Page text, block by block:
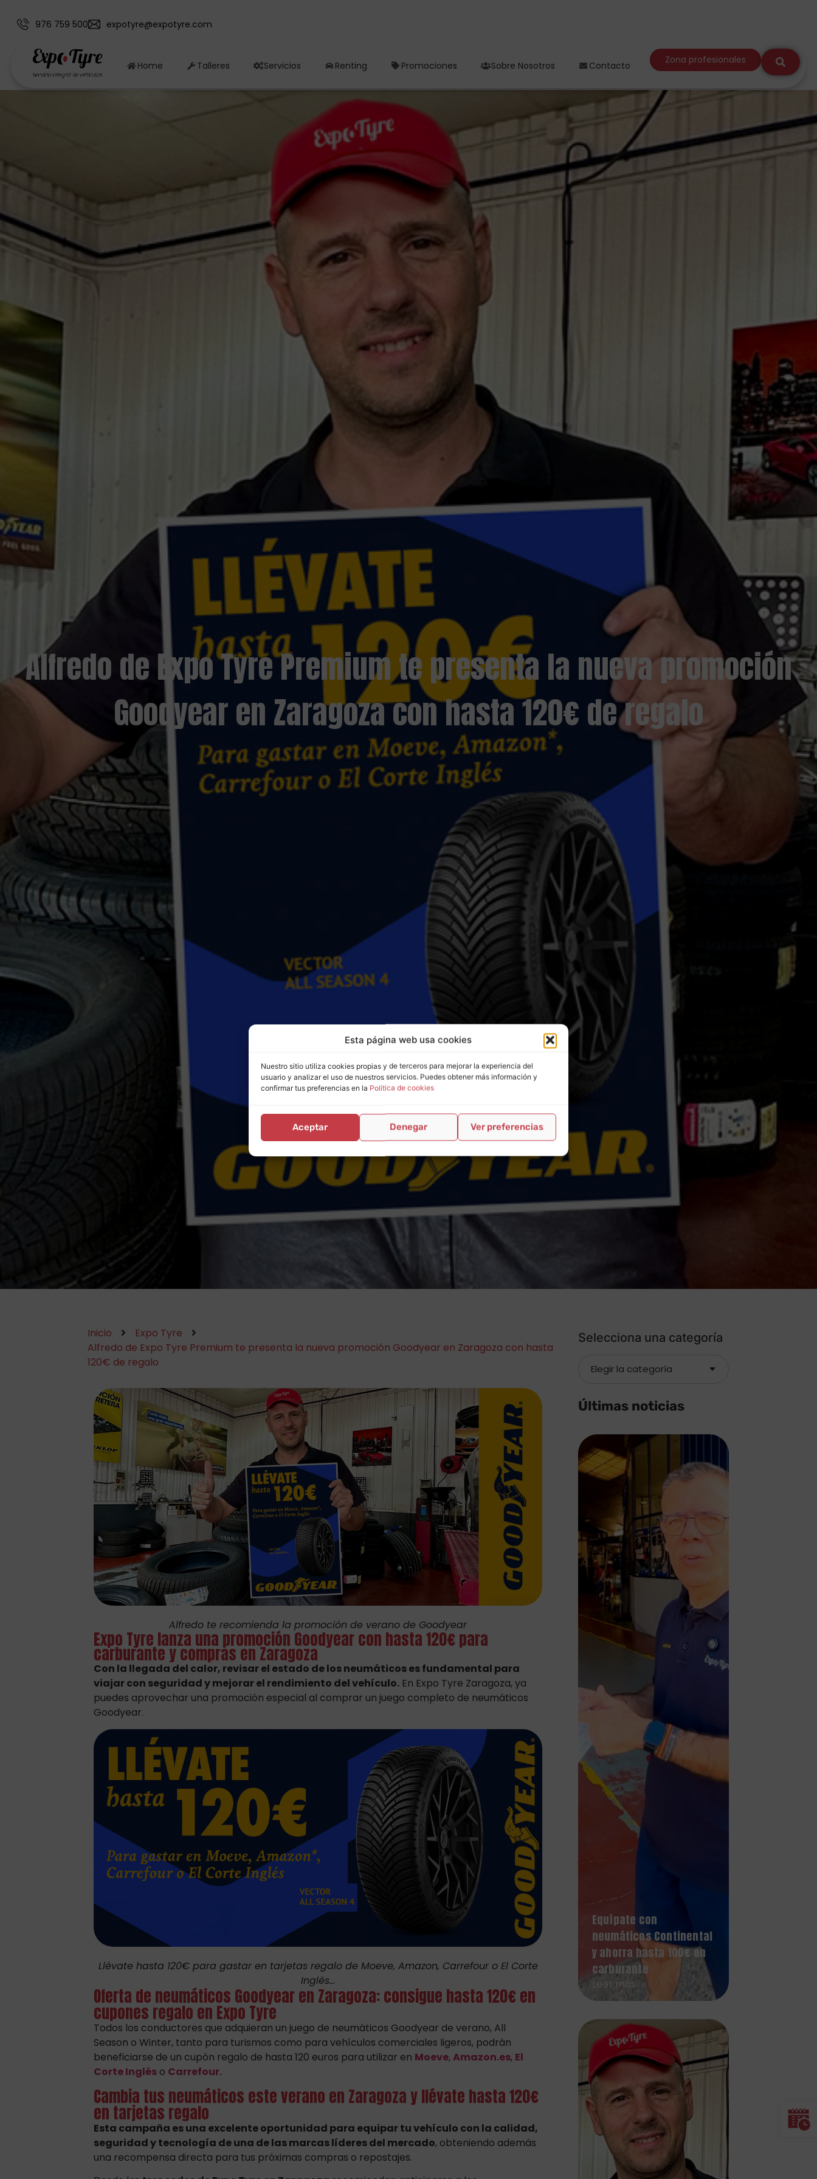
Esta página web usa cookies
Nuestro sitio utiliza cookies propias y de terceros para mejorar la experiencia del
usuario y analizar el uso de nuestros servicios. Puedes obtener más información y
confirmar tus preferencias en la Política de cookies
Aceptar Denegar Ver preferencias
976 759 500 expotyre@expotyre.com
Home Talleres Servicios Renting Promociones Sobre Nosotros Contacto Zona profesionales
Alfredo de Expo Tyre Premium te presenta la nueva promoción
Goodyear en Zaragoza con hasta 120€ de regalo
Inicio
Expo Tyre
Alfredo de Expo Tyre Premium te presenta la nueva promoción Goodyear en Zaragoza con hasta
120€ de regalo
Alfredo te recomienda la promoción de verano de Goodyear
Expo Tyre lanza una promoción Goodyear con hasta 120€ para
carburante y compras en Zaragoza
Con la llegada del calor, revisar el estado de los neumáticos es fundamental para
viajar con seguridad y mejorar el rendimiento del vehículo. En Expo Tyre Zaragoza, ya
puedes aprovechar una promoción especial al comprar un juego completo de neumáticos
Goodyear.
Llévate hasta 120€ para gastar en tarjetas regalo de Moeve, Amazon, Carrefour o El Corte
Inglés...
Oferta de neumáticos Goodyear en Zaragoza: consigue hasta 120€ en
cupones regalo en Expo Tyre
Todos los conductores que adquieran un juego de neumáticos Goodyear de verano, All
Season o Winter, tanto para turismos como para vehículos comerciales ligeros, podrán
beneficiarse de un cupón regalo de hasta 120 euros para utilizar en Moeve,Amazon.es, El
Corte Inglés o Carrefour.
Cambia tus neumáticos este verano en Zaragoza y llévate hasta 120€
en tarjetas regalo
Esta campaña es una excelente oportunidad para equipar tu vehículo con la calidad,
seguridad y tecnología de una de las marcas líderes del mercado, obteniendo además
una recompensa directa para tus próximas compras o repostajes.
Selecciona una categoría
Últimas noticias
Equípate con
neumáticos Continental
y ahorra hasta 100€ en
carburante
Leer más